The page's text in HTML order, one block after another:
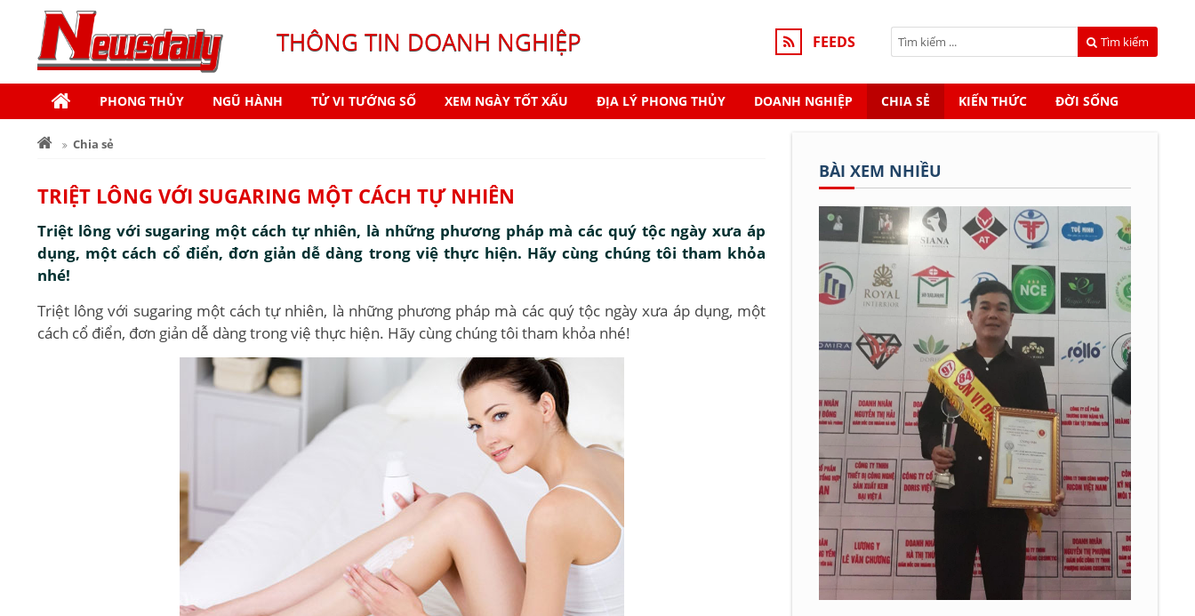
THÔNG TIN DOANH NGHIỆP FEEDS Tìm kiếm
PHONG THỦY NGŨ HÀNH TỬ VI TƯỚNG SỐ XEM NGÀY TỐT XẤU ĐỊA LÝ PHONG THỦY DOANH NGHIỆP CHIA SẺ KIẾN THỨC ĐỜI SỐNG
Chia sẻ
TRIỆT LÔNG VỚI SUGARING MỘT CÁCH TỰ NHIÊN
Triệt lông với sugaring một cách tự nhiên, là những phương pháp mà các quý tộc ngày xưa áp
dụng, một cách cổ điển, đơn giản dễ dàng trong việ thực hiện. Hãy cùng chúng tôi tham khỏa
nhé!
Triệt lông với sugaring một cách tự nhiên, là những phương pháp mà các quý tộc ngày xưa áp dụng, một
cách cổ điển, đơn giản dễ dàng trong việ thực hiện. Hãy cùng chúng tôi tham khỏa nhé!
BÀI XEM NHIỀU